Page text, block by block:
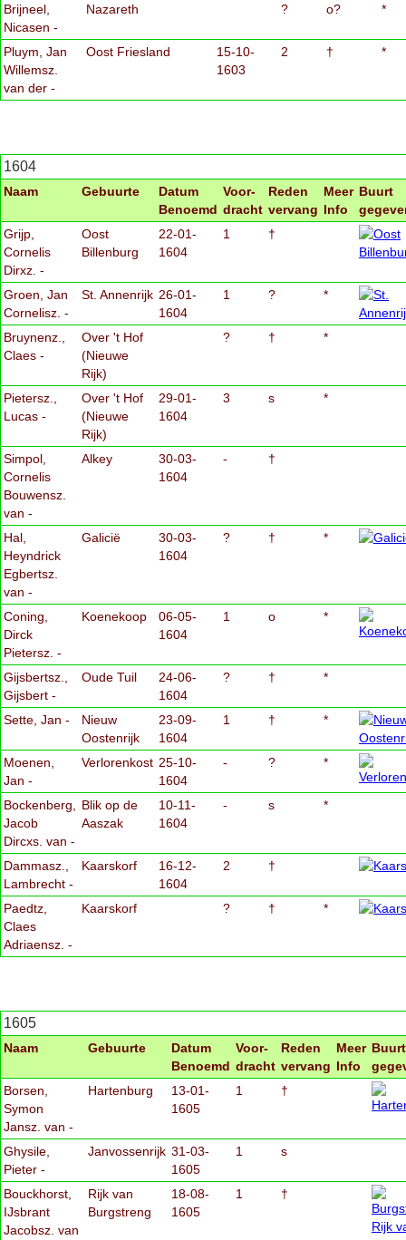
Brijneel,
Nicasen -
Nazareth ? o? *
Pluym, Jan
Willemsz.
van der -
Oost Friesland
15-10-
1603
2 † *
1604
Naam Gebuurte
Datum
Benoemd
Voor-
dracht
Reden
vervang
Meer
Info
Buurt
Grijp,
Cornelis
Dirxz. -
Oost
Billenburg
22-01-
1604
1 †
Groen, Jan
Cornelisz. -
St. Annenrijk 26-01-
1604
1 ? *
Bruynenz.,
Claes -
Over 't Hof
(Nieuwe
Rijk)
? † *
Pietersz.,
Lucas -
Over 't Hof
(Nieuwe
Rijk)
29-01-
1604
3 s *
Simpol,
Cornelis
Bouwensz.
van -
Alkey
30-03-
1604
- †
Hal,
Heyndrick
Egbertsz.
van -
Galicië
30-03-
1604
? † *
Coning,
Dirck
Pietersz. -
Koenekoop
06-05-
1604
1 o *
Gijsbertsz.,
Gijsbert -
Oude Tuil
24-06-
1604
? † *
Sette, Jan -
Nieuw
Oostenrijk
23-09-
1604
1 † *
Moenen,
Jan -
Verlorenkost 25-10-
1604
- ? *
Bockenberg,
Jacob
Dircxs. van -
Blik op de
Aaszak
10-11-
1604
- s *
Dammasz.,
Lambrecht -
Kaarskorf
16-12-
1604
2 †
Paedtz,
Claes
Adriaensz. -
Kaarskorf ? † *
1605
Naam Gebuurte
Datum
Benoemd
Voor-
dracht
Reden
vervang
Meer
Info
Buurt
Borsen,
Symon
Jansz. van -
Hartenburg
13-01-
1605
1 †
Ghysile,
Pieter -
Janvossenrijk 31-03-
1605
1 s
Bouckhorst,
IJsbrant
Jacobsz. van
Rijk van
Burgstreng
18-08-
1605
1 †